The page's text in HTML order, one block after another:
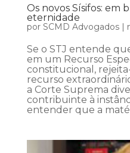
Os novos Sísifos: em
eternidade
por SCMD Advogados|
Se o STJ entende
em um Recurso
constitucional,
recurso
a Corte Suprema
contribuinte à
entender que a